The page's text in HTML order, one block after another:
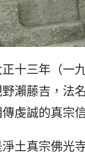
十三年（一
瀨藤吉，法
虔誠的真宗
土真宗佛光